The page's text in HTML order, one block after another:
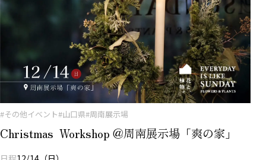
#その他イベント#山口県#周南展示場
Christmas Workshop ＠周南展示場「爽の家」